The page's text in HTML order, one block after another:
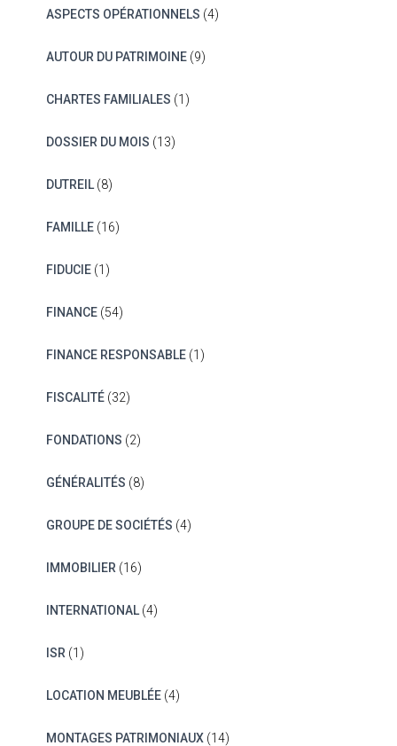
ASPECTS OPÉRATIONNELS (4)
AUTOUR DU PATRIMOINE(9)
CHARTES FAMILIALES (1)
DOSSIER DU MOIS (13)
DUTREIL(8)
FAMILLE(16)
FIDUCIE(1)
FINANCE(54)
FINANCE RESPONSABLE(1)
FISCALITÉ(32)
FONDATIONS (2)
GÉNÉRALITÉS (8)
GROUPE DE SOCIÉTÉS (4)
IMMOBILIER (16)
INTERNATIONAL(4)
ISR (1)
LOCATION MEUBLÉE(4)
MONTAGES PATRIMONIAUX(14)